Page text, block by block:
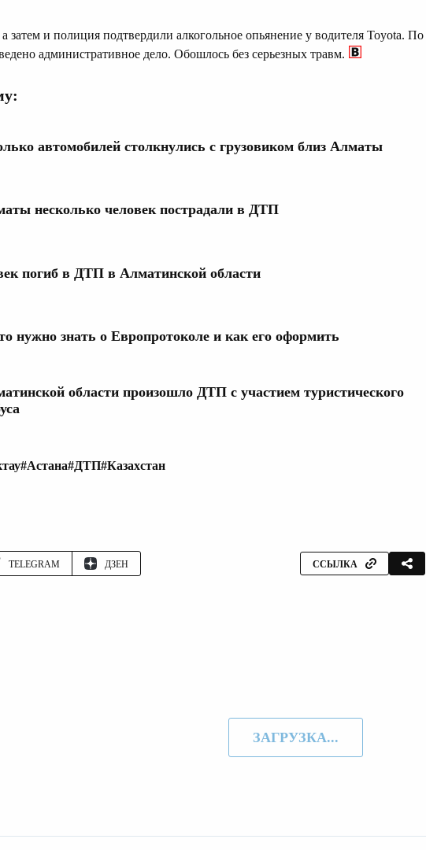
затем и полиция подтвердили алкогольное опьянение у водителя Toyota. По
административное дело. Обошлось без серьезных травм.
автомобилей столкнулись с грузовиком близ Алматы
несколько человек пострадали в ДТП
погиб в ДТП в Алматинской области
нужно знать о Европротоколе и как его оформить
области произошло ДТП с участием туристического
#Астана#ДТП#Казахстан
TELEGRAM ДЗЕН ССЫЛКА
ЗАГРУЗКА...